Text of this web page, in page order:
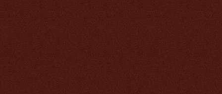
1 593 руб.
Детский кальций Тяньши